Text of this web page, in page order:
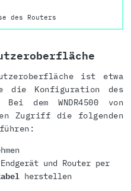
des Routers
ist etwa
die Konfiguration des
dem WNDR4500 von
Zugriff die folgenden
und Router per
herstellen